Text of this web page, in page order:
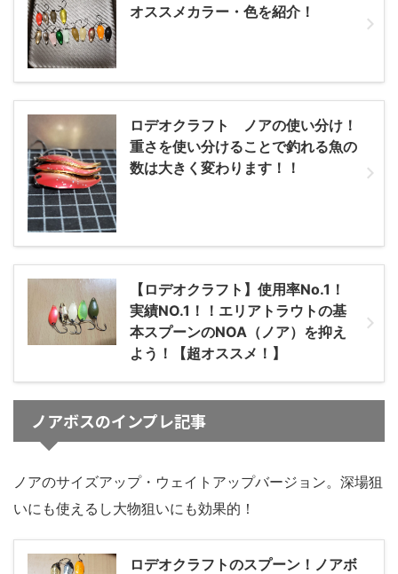
オススメカラー・色を紹介！
ロデオクラフト ノアの使い分け！
重さを使い分けることで釣れる魚の
数は大きく変わります！！
【ロデオクラフト】使用率No.1！
実績NO.1！！エリアトラウトの基
本スプーンのNOA（ノア）を抑え
よう！【超オススメ！】
ノアボスのインプレ記事
ノアのサイズアップ・ウェイトアップバージョン。深場狙
いにも使えるし大物狙いにも効果的！
ロデオクラフトのスプーン！ノアボ